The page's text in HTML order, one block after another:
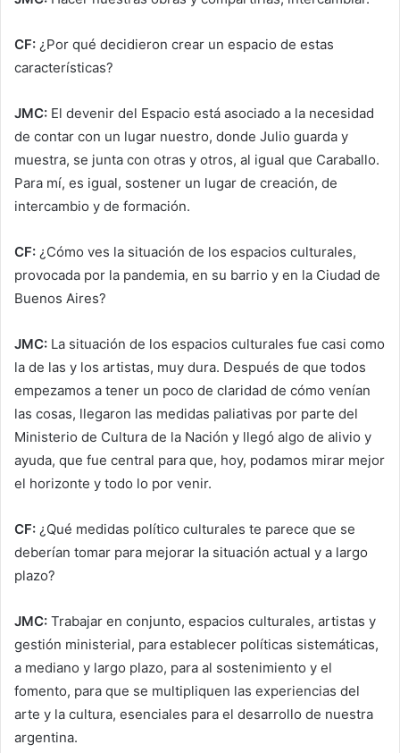
CF: ¿Por qué decidieron crear un espacio de estas
características?
JMC: El devenir del Espacio está asociado a la necesidad
de contar con un lugar nuestro, donde Julio guarda y
muestra, se junta con otras y otros, al igual que Caraballo.
Para mí, es igual, sostener un lugar de creación, de
intercambio y de formación.
CF: ¿Cómo ves la situación de los espacios culturales,
provocada por la pandemia, en su barrio y en la Ciudad de
Buenos Aires?
JMC: La situación de los espacios culturales fue casi como
la de las y los artistas, muy dura. Después de que todos
empezamos a tener un poco de claridad de cómo venían
las cosas, llegaron las medidas paliativas por parte del
Ministerio de Cultura de la Nación y llegó algo de alivio y
ayuda, que fue central para que, hoy, podamos mirar mejor
el horizonte y todo lo por venir.
CF: ¿Qué medidas político culturales te parece que se
deberían tomar para mejorar la situación actual y a largo
plazo?
JMC: Trabajar en conjunto, espacios culturales, artistas y
gestión ministerial, para establecer políticas sistemáticas,
a mediano y largo plazo, para al sostenimiento y el
fomento, para que se multipliquen las experiencias del
arte y la cultura, esenciales para el desarrollo de nuestra
argentina.